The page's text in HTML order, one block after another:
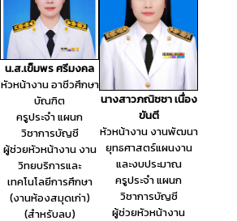
น.ส.เข็มพร ศรีมงคล
หัวหน้างาน อาชีวศึกษา
บัณฑิต
ครูประจำ แผนก
วิชาการบัญชี
ผู้ช่วยหัวหน้างาน งาน
วิทยบริการและ
เทคโนโลยีการศึกษา
(งานห้องสมุดเก่า)
(สำหรับลบ)
นางสาวภณิชชา เนื่อง
ขันตี
หัวหน้างาน งานพัฒนา
ยุทธศาสตร์แผนงาน
และงบประมาณ
ครูประจำ แผนก
วิชาการบัญชี
ผู้ช่วยหัวหน้างาน